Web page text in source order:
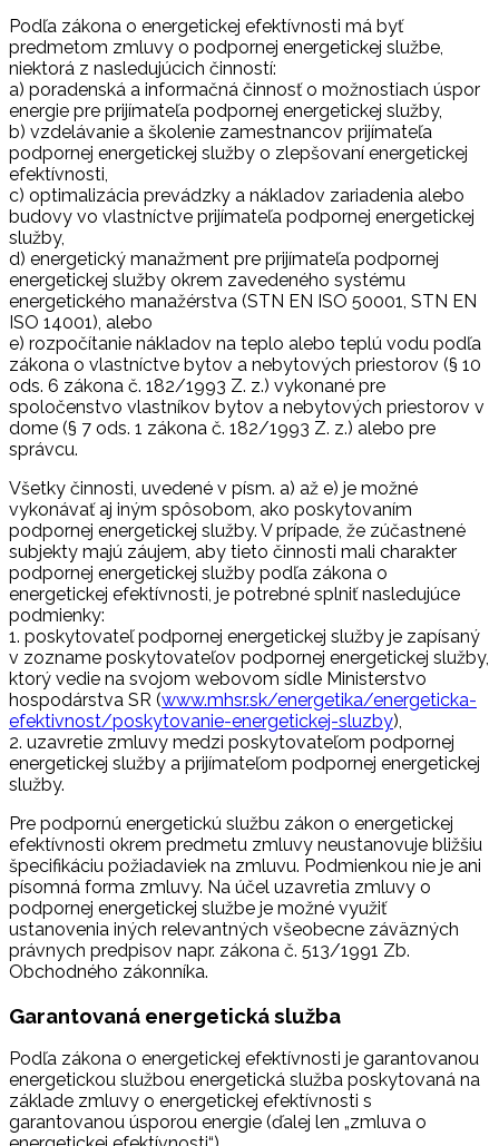
Podľa zákona o energetickej efektívnosti má byť
predmetom zmluvy o podpornej energetickej službe,
niektorá z nasledujúcich činností:
a) poradenská a informačná činnosť o možnostiach úspor
energie pre prijímateľa podpornej energetickej služby,
b) vzdelávanie a školenie zamestnancov prijímateľa
podpornej energetickej služby o zlepšovaní energetickej
efektívnosti,
c) optimalizácia prevádzky a nákladov zariadenia alebo
budovy vo vlastníctve prijímateľa podpornej energetickej
služby,
d) energetický manažment pre prijímateľa podpornej
energetickej služby okrem zavedeného systému
energetického manažérstva (STN EN ISO 50001, STN EN
ISO 14001), alebo
e) rozpočítanie nákladov na teplo alebo teplú vodu podľa
zákona o vlastníctve bytov a nebytových priestorov (§ 10
ods. 6 zákona č. 182/1993 Z. z.) vykonané pre
spoločenstvo vlastníkov bytov a nebytových priestorov v
dome (§ 7 ods. 1 zákona č. 182/1993 Z. z.) alebo pre
správcu.
Všetky činnosti, uvedené v písm. a) až e) je možné
vykonávať aj iným spôsobom, ako poskytovaním
podpornej energetickej služby. V prípade, že zúčastnené
subjekty majú záujem, aby tieto činnosti mali charakter
podpornej energetickej služby podľa zákona o
energetickej efektívnosti, je potrebné splniť nasledujúce
podmienky:
1. poskytovateľ podpornej energetickej služby je zapísaný
v zozname poskytovateľov podpornej energetickej služby,
ktorý vedie na svojom webovom sídle Ministerstvo
hospodárstva SR (www.mhsr.sk/energetika/energeticka-
efektivnost/poskytovanie-energetickej-sluzby),
2. uzavretie zmluvy medzi poskytovateľom podpornej
energetickej služby a prijímateľom podpornej energetickej
služby.
Pre podpornú energetickú službu zákon o energetickej
efektívnosti okrem predmetu zmluvy neustanovuje bližšiu
špecifikáciu požiadaviek na zmluvu. Podmienkou nie je ani
písomná forma zmluvy. Na účel uzavretia zmluvy o
podpornej energetickej službe je možné využiť
ustanovenia iných relevantných všeobecne záväzných
právnych predpisov napr. zákona č. 513/1991 Zb.
Obchodného zákonníka.
Garantovaná energetická služba
Podľa zákona o energetickej efektívnosti je garantovanou
energetickou službou energetická služba poskytovaná na
základe zmluvy o energetickej efektívnosti s
garantovanou úsporou energie (ďalej len „zmluva o